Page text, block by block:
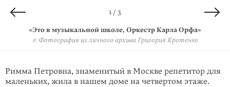
1 / 3
«Это в музыкальной школе, Оркестр Карла Орфа»
© Фотография из личного архива Григория Кротенко
2 / 3
«Это в музыкальной школе, Оркестр Карла Орфа»
© Фотография из личного архива Григория Кротенко
3 / 3
«Это в музыкальной школе, Оркестр Карла Орфа»
© Фотография из личного архива Григория Кротенко
Римма Петровна, знаменитый в Москве репетитор для
маленьких, жила в нашем доме на четвертом этаже.